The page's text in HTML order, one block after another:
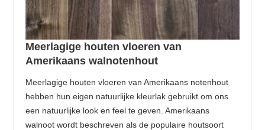
Meerlagige houten vloeren van
Amerikaans walnotenhout
Meerlagige houten vloeren van Amerikaans notenhout
hebben hun eigen natuurlijke kleurlak gebruikt om ons
een natuurlijke look en feel te geven. Amerikaans
walnoot wordt beschreven als de populaire houtsoort